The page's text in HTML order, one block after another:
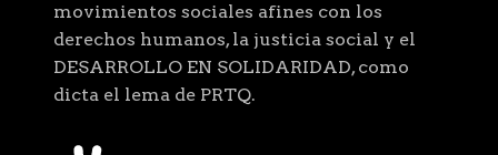
movimientos sociales afines con los
derechos humanos, la justicia social y el
DESARROLLO EN SOLIDARIDAD, como
dicta el lema de PRTQ.